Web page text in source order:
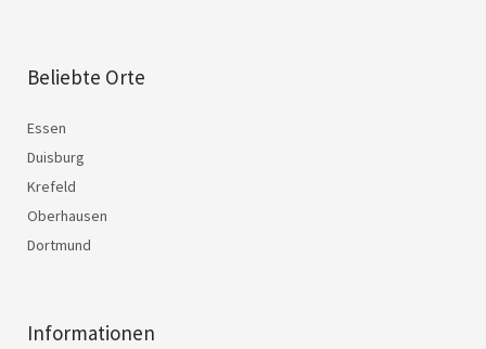
Beliebte Orte
Essen
Duisburg
Krefeld
Oberhausen
Dortmund
Informationen